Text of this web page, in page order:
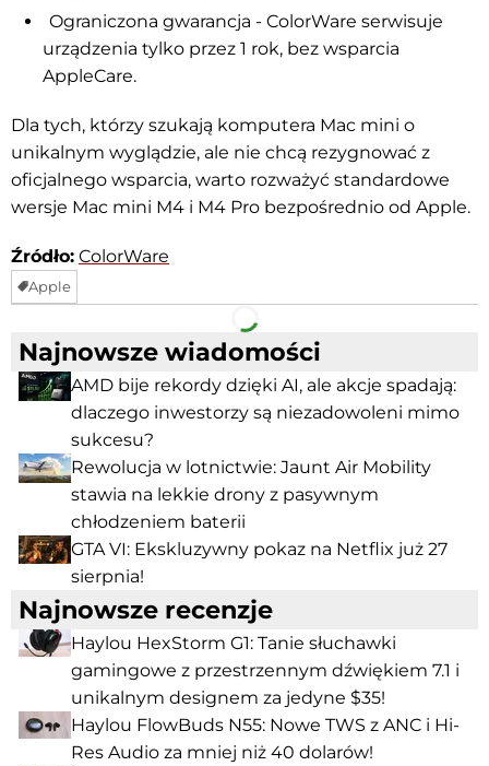
Ograniczona gwarancja - ColorWare serwisuje
urządzenia tylko przez 1 rok, bez wsparcia
AppleCare.
Dla tych, którzy szukają komputera Mac mini o
unikalnym wyglądzie, ale nie chcą rezygnować z
oficjalnego wsparcia, warto rozważyć standardowe
wersje Mac mini M4 i M4 Pro bezpośrednio od Apple.
Źródło: ColorWare
Apple
Facebook Telegram
Najnowsze wiadomości
AMD bije rekordy dzięki AI, ale akcje spadają:
dlaczego inwestorzy są niezadowoleni mimo
sukcesu?
Rewolucja w lotnictwie: Jaunt Air Mobility
stawia na lekkie drony z pasywnym
chłodzeniem baterii
GTA VI: Ekskluzywny pokaz na Netflix już 27
sierpnia!
Najnowsze recenzje
Haylou HexStorm G1: Tanie słuchawki
gamingowe z przestrzennym dźwiękiem 7.1 i
unikalnym designem za jedyne $35!
Haylou FlowBuds N55: Nowe TWS z ANC i Hi-
Res Audio za mniej niż 40 dolarów!